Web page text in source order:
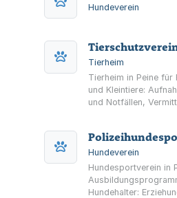
Hundeverein
Tierheim
Tierheim in Peine für
und Kleintiere:
und Notfällen,
Hundeverein
Hundesportverein in
Hundehalter: